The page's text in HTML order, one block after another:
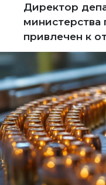
Директор
привлечен к